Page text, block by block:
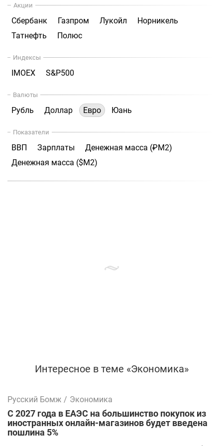
Акции
Сбербанк Газпром Лукойл
Норникель
Татнефть
Полюс
Индексы
IMOEX S&P500
Валюты
Рубль Доллар Евро Юань
Показатели
ВВП Зарплаты
Денежная масса (₽М2)
Денежная масса ($М2)
Интересное в теме «Экономика»
Русский Бомж / Экономика
С 2027 года в ЕАЭС на большинство покупок из
иностранных онлайн-магазинов будет введена
пошлина 5%